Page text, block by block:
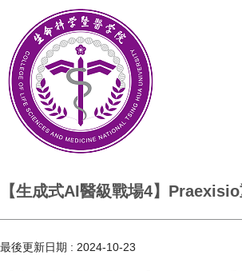
【生成式AI醫級戰場4】
最後更新日期 : 2024-10-23